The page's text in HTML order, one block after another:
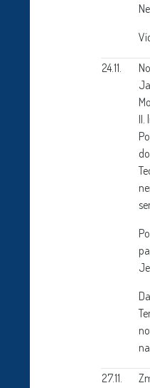
24.11.
II.
27.11.